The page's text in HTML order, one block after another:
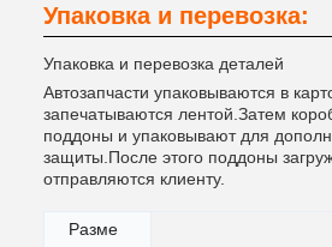
Упаковка и перевозка:
Упаковка и перевозка деталей
Автозапчасти упаковываются в
запечатываются лентой.Затем
поддоны и упаковывают для
защиты.После этого поддоны
отправляются клиенту.
Разме